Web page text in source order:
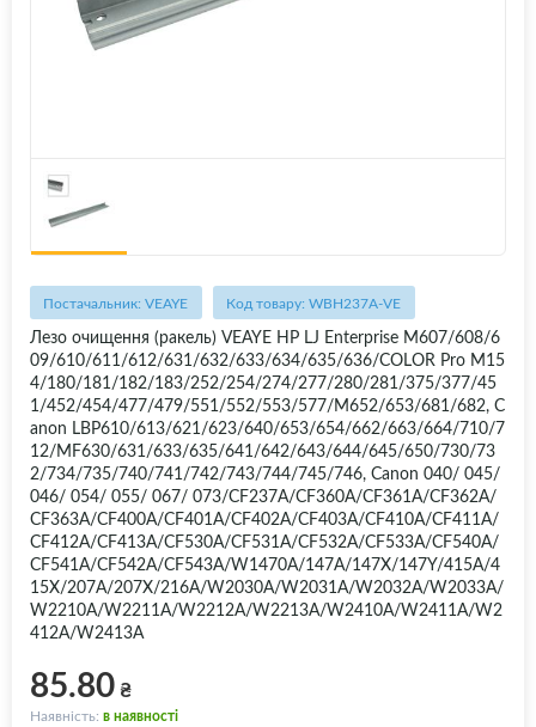
Постачальник: VEAYE Код товару: WBH237A-VE
Лезо очищення (ракель) VEAYE HP LJ Enterprise M607/608/6
09/610/611/612/631/632/633/634/635/636/COLOR Pro M15
4/180/181/182/183/252/254/274/277/280/281/375/377/45
1/452/454/477/479/551/552/553/577/M652/653/681/682, C
anon LBP610/613/621/623/640/653/654/662/663/664/710/7
12/MF630/631/633/635/641/642/643/644/645/650/730/73
2/734/735/740/741/742/743/744/745/746, Canon 040/ 045/
046/ 054/ 055/ 067/ 073/CF237A/CF360A/CF361A/CF362A/
CF363A/CF400A/CF401A/CF402A/CF403A/CF410A/CF411A/
CF412A/CF413A/CF530A/CF531A/CF532A/CF533A/CF540A/
CF541A/CF542A/CF543A/W1470A/147A/147X/147Y/415A/4
15X/207A/207X/216A/W2030A/W2031A/W2032A/W2033A/
W2210A/W2211A/W2212A/W2213A/W2410A/W2411A/W2
412A/W2413A
85.80₴
Наявність: в наявності